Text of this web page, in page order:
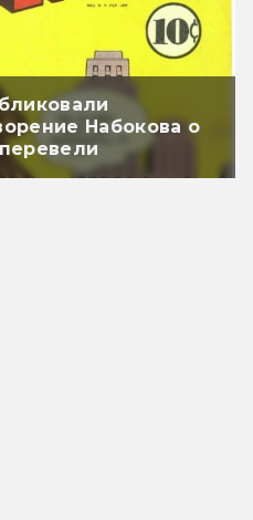
Набокова о